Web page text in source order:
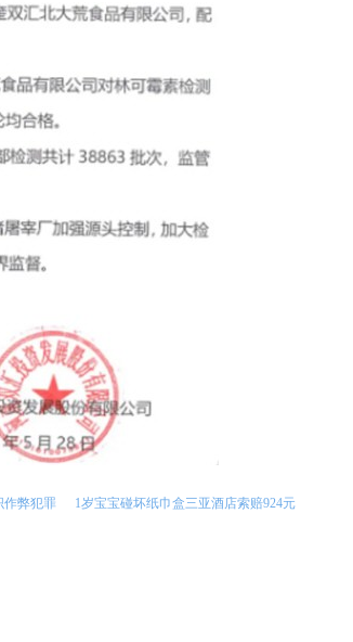
作弊犯罪 1岁宝宝碰坏纸巾盒三亚酒店索赔924元